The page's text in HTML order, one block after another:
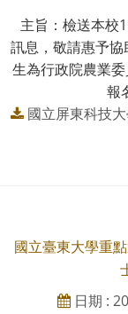
主旨：檢送本校
訊息，敬請惠予
生為行政院農業
報
國立屏東科技
國立臺東大學重
日期 :